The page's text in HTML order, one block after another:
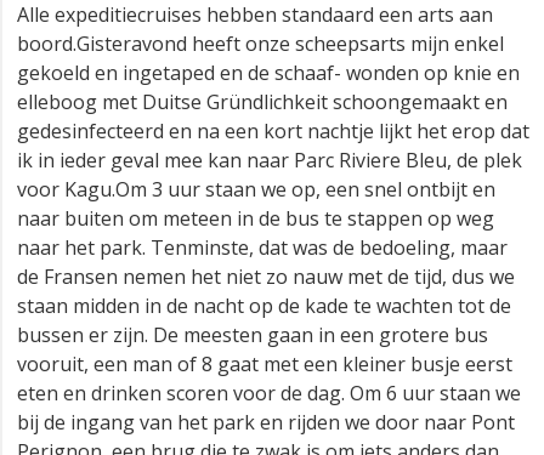
Alle expeditiecruises hebben standaard een arts aan
boord.Gisteravond heeft onze scheepsarts mijn enkel
gekoeld en ingetaped en de schaaf- wonden op knie en
elleboog met Duitse Gründlichkeit schoongemaakt en
gedesinfecteerd en na een kort nachtje lijkt het erop dat
ik in ieder geval mee kan naar Parc Riviere Bleu, de plek
voor Kagu.Om 3 uur staan we op, een snel ontbijt en
naar buiten om meteen in de bus te stappen op weg
naar het park. Tenminste, dat was de bedoeling, maar
de Fransen nemen het niet zo nauw met de tijd, dus we
staan midden in de nacht op de kade te wachten tot de
bussen er zijn. De meesten gaan in een grotere bus
vooruit, een man of 8 gaat met een kleiner busje eerst
eten en drinken scoren voor de dag. Om 6 uur staan we
bij de ingang van het park en rijden we door naar Pont